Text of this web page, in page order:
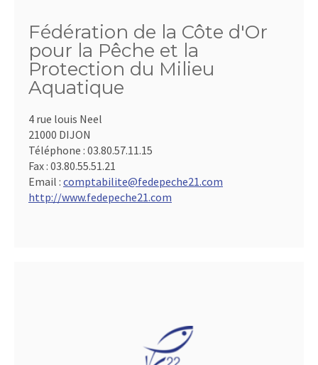
Fédération de la Côte d'Or
pour la Pêche et la
Protection du Milieu
Aquatique
4 rue louis Neel
21000 DIJON
Téléphone : 03.80.57.11.15
Fax : 03.80.55.51.21
Email : comptabilite@fedepeche21.com
http://www.fedepeche21.com